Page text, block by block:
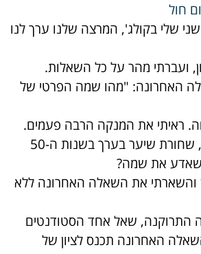
חול
שלי בקולג', המרצה שלנו ערך לנו
ועברתי מהר על כל השאלות.
האחרונה: "מהו שמה הפרטי של
ראיתי את המנקה הרבה פעמים.
היא היתה גבוהה, שחורת שיער בערך בשנות ה-50
שאדע את שמה?
והשארתי את השאלה האחרונה ללא
התרוקנה, שאל אחד הסטודנטים
האחרונה תכנס לציון של